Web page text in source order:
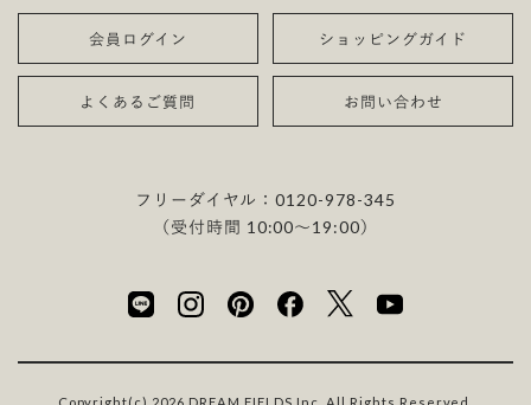
会員ログイン ショッピングガイド
よくあるご質問 お問い合わせ
フリーダイヤル：0120-978-345
（受付時間 10:00〜19:00）